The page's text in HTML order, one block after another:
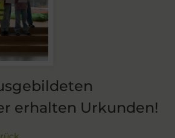
erhalten Urkunden!